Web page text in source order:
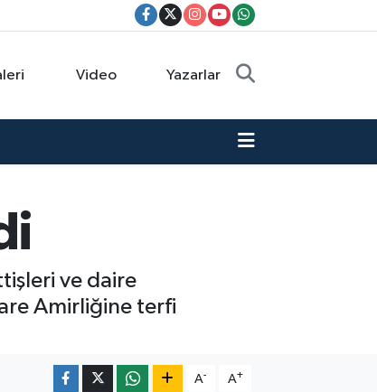
Video Yazarlar
ve daire
Amirliğine terfi
A- A+